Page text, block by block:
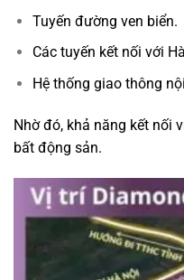
Tuyến đường ven biển.
Các tuyến kết nối với
Hệ thống giao thông
Nhờ đó, khả năng kết nối
bất động sản.